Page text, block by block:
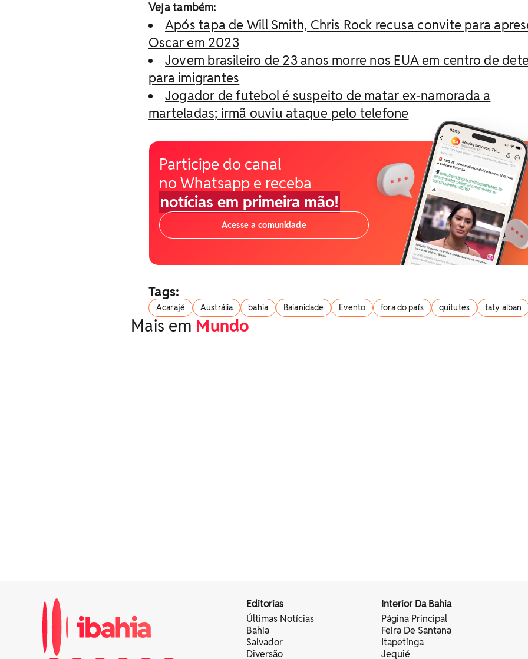
Veja também:
Após tapa de Will Smith, Chris Rock recusa convite para
Oscar em 2023
Jovem brasileiro de 23 anos morre nos EUA em centro de
para imigrantes
Jogador de futebol é suspeito de matar ex-namorada a
marteladas; irmã ouviu ataque pelo telefone
Participe do canal
no Whatsapp e receba
notícias em primeira mão!
Acesse a comunidade
Tags:
Acarajé Austrália bahia Baianidade Evento fora do país quitutes taty alban
Mais em Mundo
Editorias
Últimas Notícias
Bahia
Salvador
Diversão
Interior Da Bahia
Página Principal
Feira De Santana
Itapetinga
Jequié